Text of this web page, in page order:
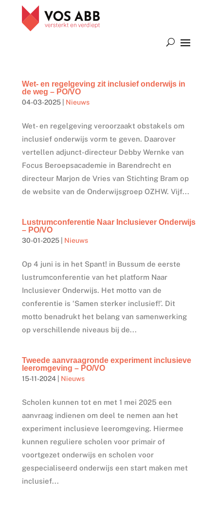
Wet- en regelgeving zit inclusief onderwijs in
de weg – PO/VO
04-03-2025| Nieuws
Wet- en regelgeving veroorzaakt obstakels om
inclusief onderwijs vorm te geven. Daarover
vertellen adjunct-directeur Debby Wernke van
Focus Beroepsacademie in Barendrecht en
directeur Marjon de Vries van Stichting Bram op
de website van de Onderwijsgroep OZHW. Vijf...
Lustrumconferentie Naar Inclusiever Onderwijs
– PO/VO
30-01-2025| Nieuws
Op 4 juni is in het Spant! in Bussum de eerste
lustrumconferentie van het platform Naar
Inclusiever Onderwijs. Het motto van de
conferentie is ‘Samen sterker inclusief!’. Dit
motto benadrukt het belang van samenwerking
op verschillende niveaus bij de...
Tweede aanvraagronde experiment inclusieve
leeromgeving – PO/VO
15-11-2024| Nieuws
Scholen kunnen tot en met 1 mei 2025 een
aanvraag indienen om deel te nemen aan het
experiment inclusieve leeromgeving. Hiermee
kunnen reguliere scholen voor primair of
voortgezet onderwijs en scholen voor
gespecialiseerd onderwijs een start maken met
inclusief...